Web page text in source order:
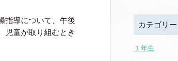
指導について、午後
児童が取り組むとき
カテゴリー
１年生